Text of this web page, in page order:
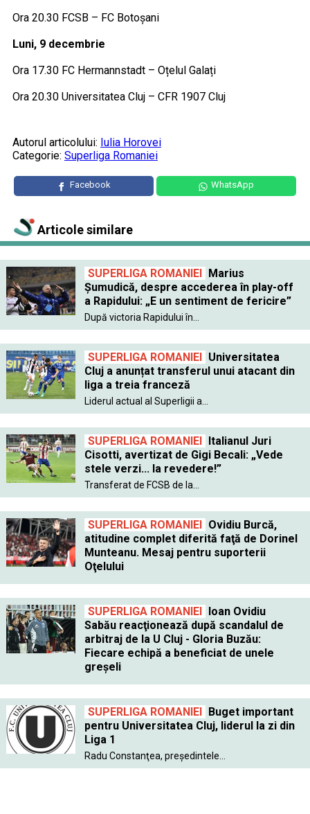
Ora 20.30 FCSB – FC Botoșani
Luni, 9 decembrie
Ora 17.30 FC Hermannstadt – Oțelul Galați
Ora 20.30 Universitatea Cluj – CFR 1907 Cluj
Autorul articolului: Iulia Horovei
Categorie: Superliga Romaniei
Facebook WhatsApp
Articole similare
SUPERLIGA ROMANIEI Marius
Șumudică, despre accederea în play-off
a Rapidului: „E un sentiment de fericire”
După victoria Rapidului în...
SUPERLIGA ROMANIEI Universitatea
Cluj a anunțat transferul unui atacant din
liga a treia franceză
Liderul actual al Superligii a...
SUPERLIGA ROMANIEI Italianul Juri
Cisotti, avertizat de Gigi Becali: „Vede
stele verzi... la revedere!”
Transferat de FCSB de la...
SUPERLIGA ROMANIEI Ovidiu Burcă,
atitudine complet diferită faţă de Dorinel
Munteanu. Mesaj pentru suporterii
Oţelului
SUPERLIGA ROMANIEI Ioan Ovidiu
Sabău reacţionează după scandalul de
arbitraj de la U Cluj - Gloria Buzău:
Fiecare echipă a beneficiat de unele
greşeli
SUPERLIGA ROMANIEI Buget important
pentru Universitatea Cluj, liderul la zi din
Liga 1
Radu Constanţea, preşedintele...